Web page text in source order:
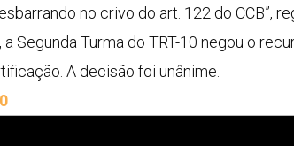
no crivo do art. 122 do CCB”,
a Segunda Turma do TRT-10 negou o
A decisão foi unânime.